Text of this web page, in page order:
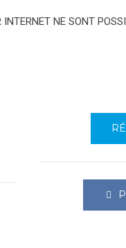
NE SONT